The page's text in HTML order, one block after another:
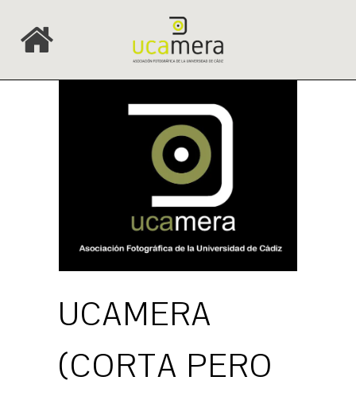
UCAMERA
(CORTA PERO